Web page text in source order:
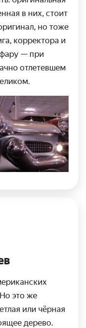
в них, стоит
но тоже
корректора и
— при
отлетевшем
это же
или чёрная
дерево.